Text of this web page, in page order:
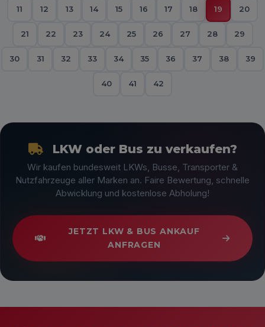
11 12 13 14 15 16 17 18 19 20
21 22 23 24 25 26 27 28 29
30 31 32 33 34 35 36 37 38 39
40 41 42
LKW oder Bus zu verkaufen?
Wir kaufen bundesweit LKWs, Busse, Transporter &
Nutzfahrzeuge aller Marken an. Faire Bewertung, schnelle
Abwicklung und kostenlose Abholung!
JETZT LKW & BUS ANKAUF
ANFRAGEN